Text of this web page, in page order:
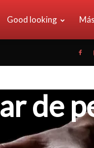
Good looking
de